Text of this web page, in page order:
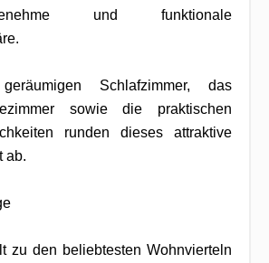
und funktionale
Schlafzimmer, das
sowie die praktischen
runden dieses attraktive
ab.
zu den beliebtesten Wohnvierteln